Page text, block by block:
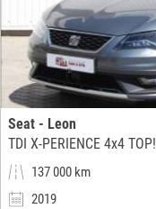
Seat - Leon
TDI X-PERIENCE 4x4 TOP!
137 000 km
2019